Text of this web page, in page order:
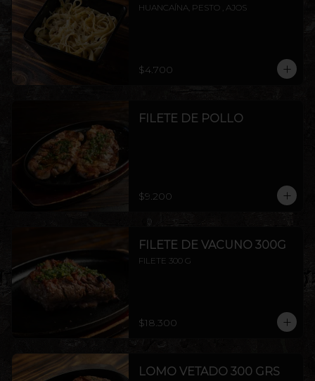
HUANCAÍNA, PESTO , AJOS
$4.700
FILETE DE POLLO
$9.200
FILETE DE VACUNO 300G
FILETE 300 G
$18.300
LOMO VETADO 300 GRS